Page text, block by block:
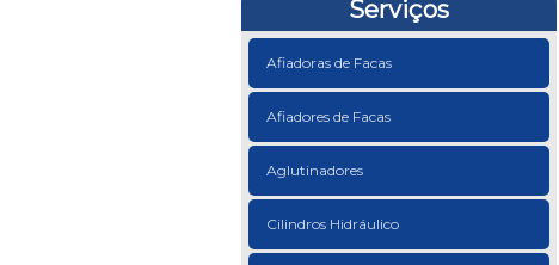
Serviços
Afiadoras de Facas
Afiadores de Facas
Aglutinadores
Cilindros Hidráulico